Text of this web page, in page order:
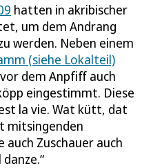
hatten in akribischer
um dem Andrang
werden. Neben einem
(siehe Lokalteil)
dem Anpfiff auch
eingestimmt. Diese
la vie. Wat kütt, dat
mitsingenden
auch Zuschauer auch